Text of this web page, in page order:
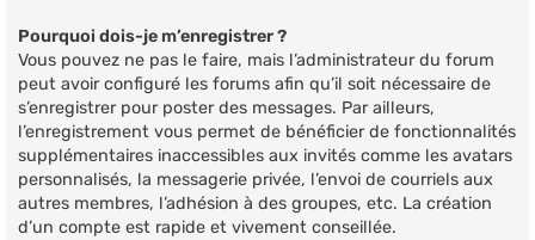
Pourquoi dois-je m’enregistrer ?
Vous pouvez ne pas le faire, mais l’administrateur du forum
peut avoir configuré les forums afin qu’il soit nécessaire de
s’enregistrer pour poster des messages. Par ailleurs,
l’enregistrement vous permet de bénéficier de fonctionnalités
supplémentaires inaccessibles aux invités comme les avatars
personnalisés, la messagerie privée, l’envoi de courriels aux
autres membres, l’adhésion à des groupes, etc. La création
d’un compte est rapide et vivement conseillée.